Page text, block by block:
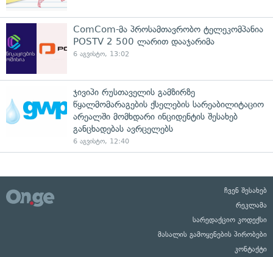
ComCom-მა პროსამთავრობო ტელეკომპანია
POSTV 2 500 ლარით დააჯარიმა
6 აგვისტო, 13:02
ჯივიპი რუსთაველის გამზირზე
წყალმომარაგების ქსელების სარეაბილიტაციო
არეალში მომხდარი ინციდენტის შესახებ
განცხადებას ავრცელებს
6 აგვისტო, 12:40
ჩვენ შესახებ
რეკლამა
სარედაქციო კოდექსი
მასალის გამოყენების პირობები
კონტაქტი